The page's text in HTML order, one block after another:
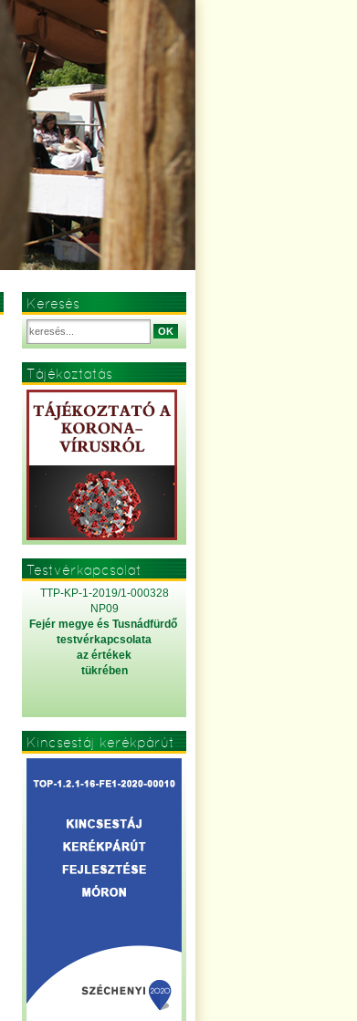
Keresés
OK
Tájékoztatás
Testvérkapcsolat
TTP-KP-1-2019/1-000328
NP09
Fejér megye és Tusnádfürdő
testvérkapcsolata
az értékek
tükrében
Kincsestáj kerékpárút